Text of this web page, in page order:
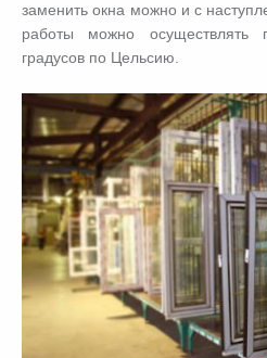
заменить окна можно и с
работы можно
градусов по Цельсию.